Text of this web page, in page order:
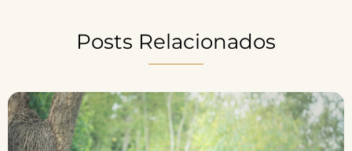
Posts Relacionados